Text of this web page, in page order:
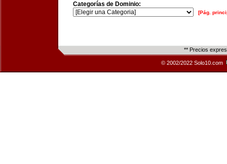
Categorías de Dominio:
[Pág.
** Precios
© 2002/2022 Solo10.com